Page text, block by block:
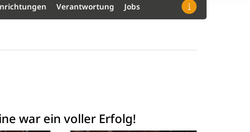
Verantwortung Jobs
war ein voller Erfolg!